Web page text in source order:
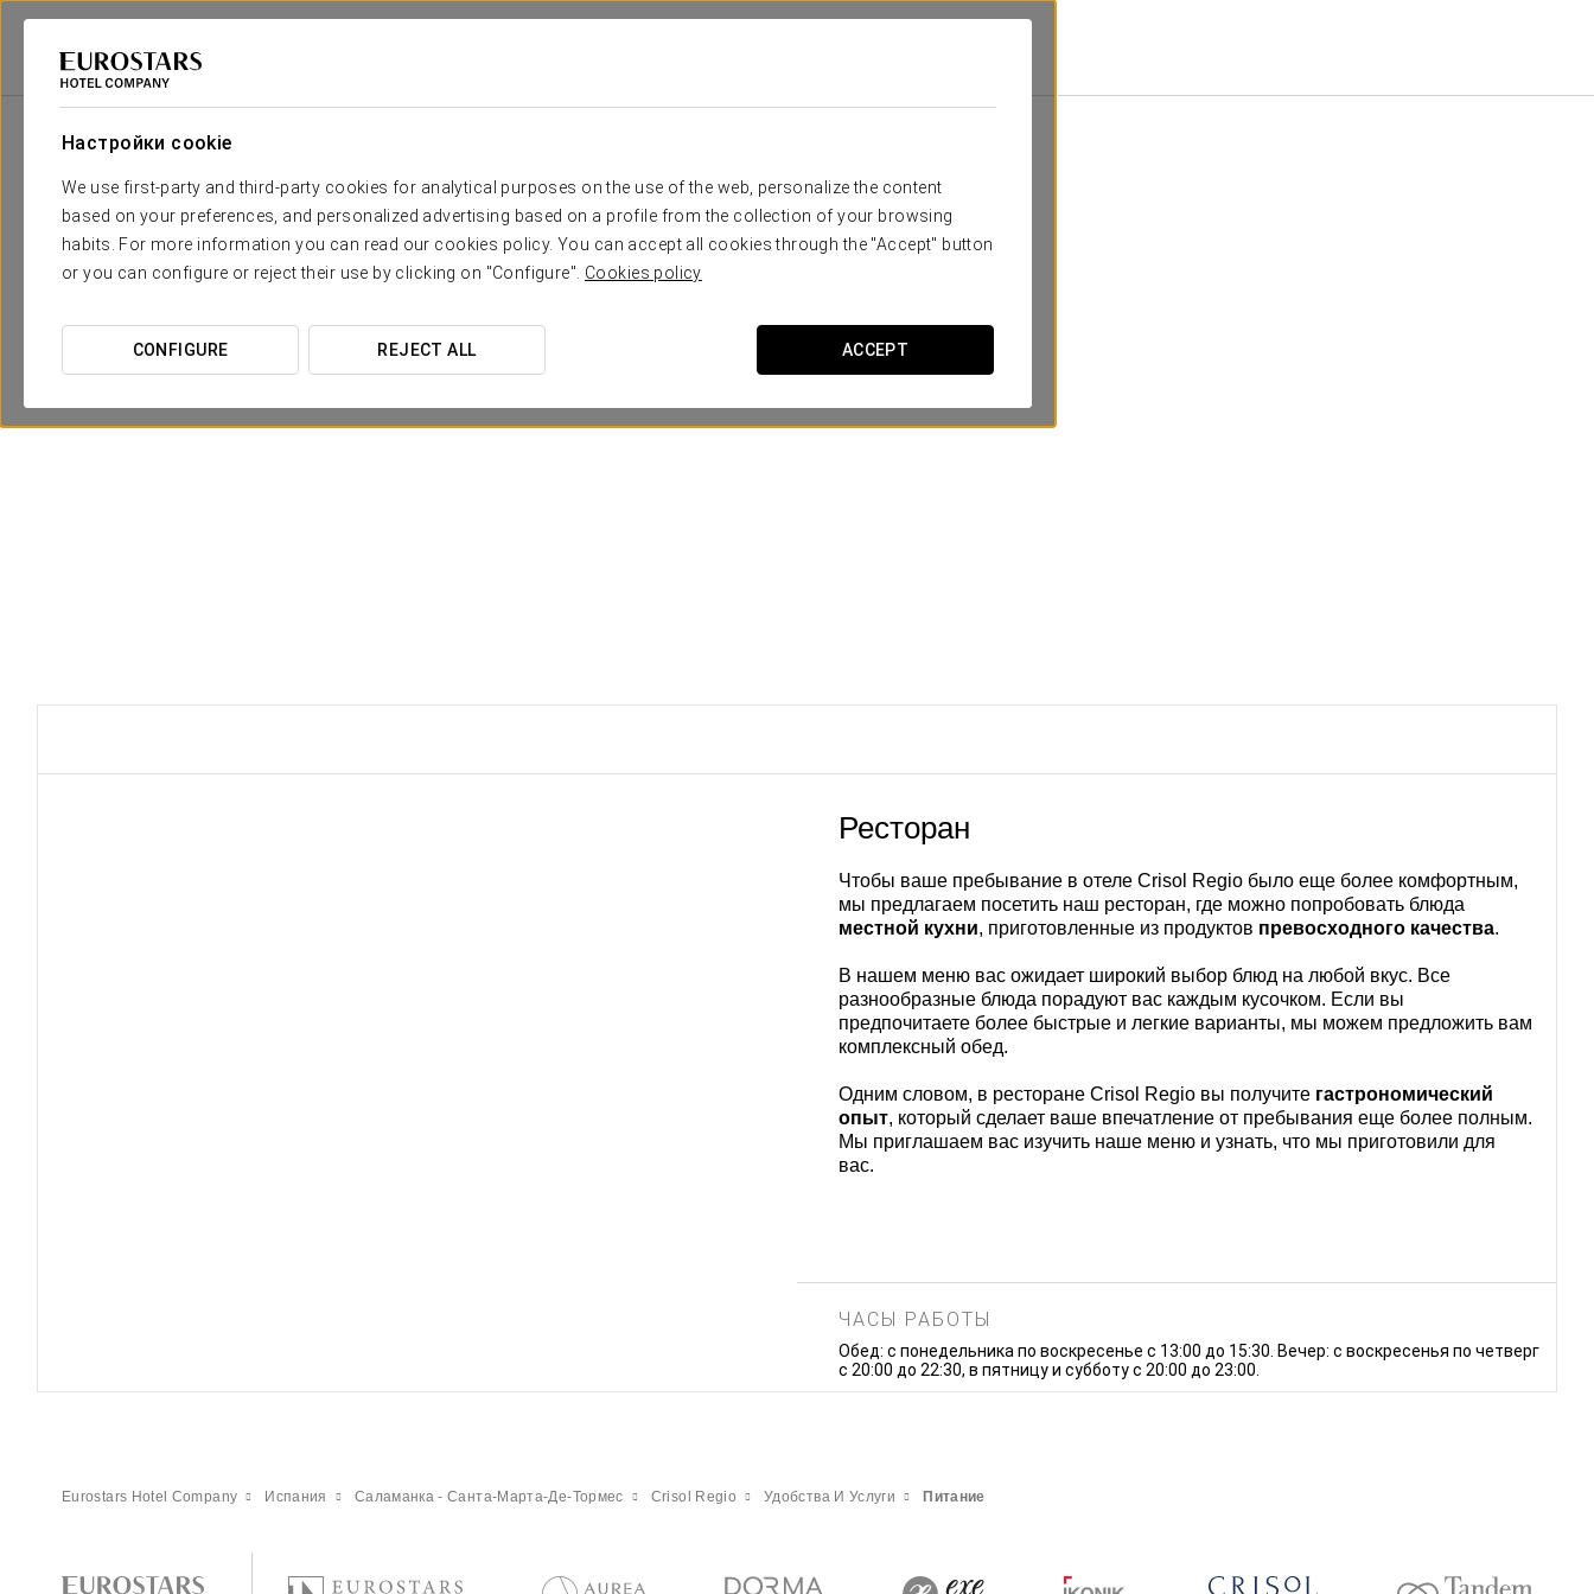
Настройки cookie
We use first-party and third-party cookies for analytical purposes on the use of the web, personalize the content
based on your preferences, and personalized advertising based on a profile from the collection of your browsing
habits. For more information you can read our cookies policy. You can accept all cookies through the "Accept" button
or you can configure or reject their use by clicking on "Configure". Cookies policy
CONFIGURE REJECT ALL ACCEPT
Eurostars Hotel Company
Ресторан
Чтобы ваше пребывание в отеле Crisol Regio было еще более комфортным,
мы предлагаем посетить наш ресторан, где можно попробовать блюда
местной кухни, приготовленные из продуктов превосходного качества.
В нашем меню вас ожидает широкий выбор блюд на любой вкус. Все
разнообразные блюда порадуют вас каждым кусочком. Если вы
предпочитаете более быстрые и легкие варианты, мы можем предложить вам
комплексный обед.
Одним словом, в ресторане Crisol Regio вы получите гастрономический
опыт, который сделает ваше впечатление от пребывания еще более полным.
Мы приглашаем вас изучить наше меню и узнать, что мы приготовили для
вас.
ЧАСЫ РАБОТЫ
Обед: с понедельника по воскресенье с 13:00 до 15:30. Вечер: с воскресенья по четверг
с 20:00 до 22:30, в пятницу и субботу с 20:00 до 23:00.
Eurostars Hotel Company Испания Саламанка - Санта-Марта-Де-Тормес Crisol Regio Удобства И Услуги Питание